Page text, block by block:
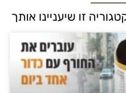
זו שיעניינו אותך